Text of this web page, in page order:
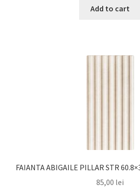
Add to cart
FAIANTA ABIGAILE PILLAR STR
85,00 lei